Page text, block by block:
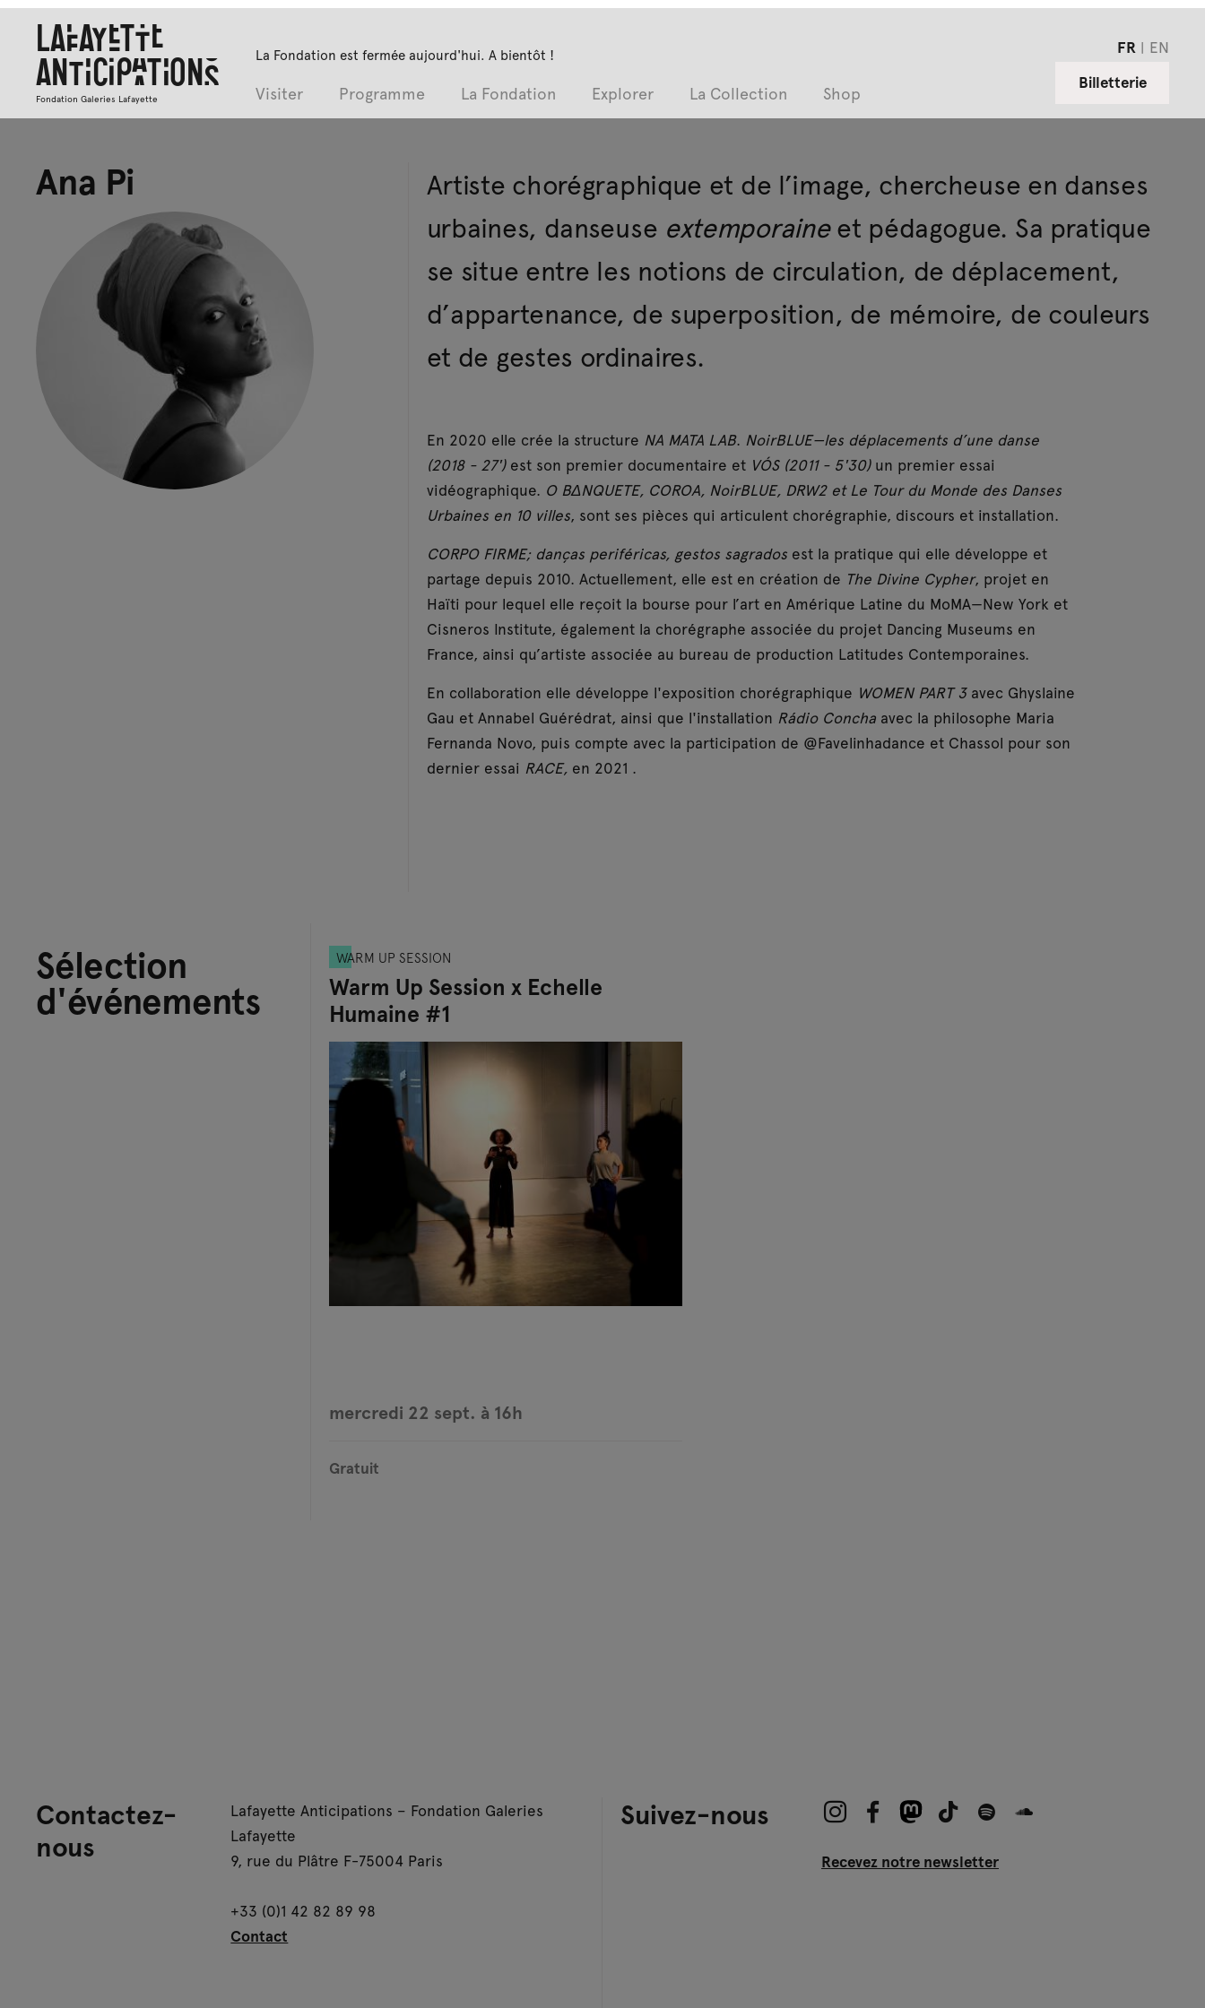
Lafayette
Anticipations
Fondation Galeries Lafayette
La Fondation est fermée aujourd'hui. A bientôt !
Visiter Programme La Fondation Explorer La Collection Shop
FR
EN
Billetterie
Ana Pi
Artiste chorégraphique et de l’image, chercheuse en danses
urbaines, danseuse extemporaineet pédagogue. Sa pratique
se situe entre les notions de circulation, de déplacement,
d’appartenance, de superposition, de mémoire, de couleurs
et de gestes ordinaires.
En 2020 elle crée la structure NA MATA LAB. NoirBLUE—les déplacements d’une danse
(2018 - 27')est son premier documentaire et VÓS (2011 - 5'30)un premier essai
vidéographique. O BΔNQUETE, COROA, NoirBLUE, DRW2 et Le Tour du Monde des Danses
Urbaines en 10 villes, sont ses pièces qui articulent chorégraphie, discours et installation.
CORPO FIRME; danças periféricas, gestos sagradosest la pratique qui elle développe et
partage depuis 2010. Actuellement, elle est en création de The Divine Cypher, projet en
Haïti pour lequel elle reçoit la bourse pour l’art en Amérique Latine du MoMA—New York et
Cisneros Institute, également la chorégraphe associée du projet Dancing Museums en
France, ainsi qu’artiste associée au bureau de production Latitudes Contemporaines.
En collaboration elle développe l'exposition chorégraphique WOMEN PART 3avec Ghyslaine
Gau et Annabel Guérédrat, ainsi que l'installation Rádio Conchaavec la philosophe Maria
Fernanda Novo, puis compte avec la participation de @Favelinhadance et Chassol pour son
dernier essai RACE, en 2021 .
Sélection
d'événements
WARM UP SESSION
Warm Up Session x Echelle
Humaine #1
mercredi 22 sept. à 16h
Gratuit
Contactez-
nous
Lafayette Anticipations – Fondation Galeries
Lafayette
9, rue du Plâtre F-75004 Paris
+33 (0)1 42 82 89 98
Contact
Suivez-nous
Recevez notre newsletter